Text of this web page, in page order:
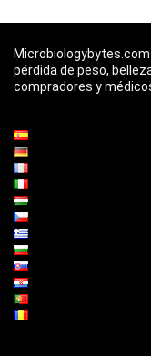
pérdida de peso,
compradores y